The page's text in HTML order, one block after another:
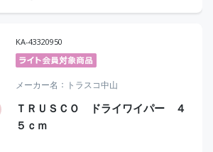
KA-43320950
メーカー名 トラスコ中山
ＴＲＵＳＣＯ ドライワイパー ４
５ｃｍ